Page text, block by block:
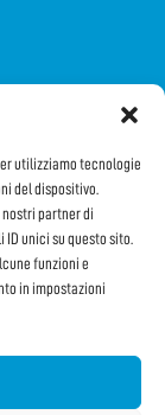
utilizziamo tecnologie
del dispositivo.
partner di
unici su questo sito.
funzioni e
in impostazioni